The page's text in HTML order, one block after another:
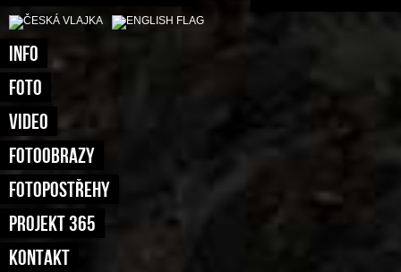
INFO
FOTO
VIDEO
FOTOOBRAZY
FOTOPOSTŘEHY
PROJEKT 365
KONTAKT